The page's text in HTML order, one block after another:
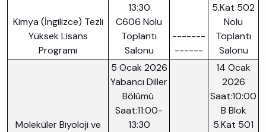
Kimya (İngilizce) Tezli
Yüksek Lisans
Programı
13:30
C606 Nolu
Toplantı
Salonu
-------
------
5.Kat 502
Nolu
Toplantı
Salonu
Moleküler Biyoloji ve
5 Ocak 2026
Yabancı Diller
Bölümü
Saat:11:00-
13:30
14 Ocak
2026
Saat:10:00
B Blok
5.Kat 501